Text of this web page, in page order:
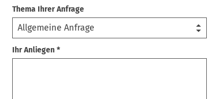
Thema Ihrer Anfrage
Ihr Anliegen *